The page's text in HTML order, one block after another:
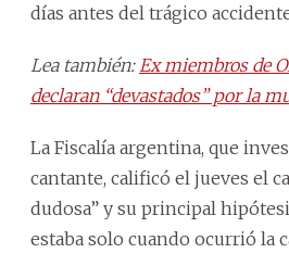
días antes del trágico
Lea también: Ex miembros de
declaran “devastados” por la
La Fiscalía argentina, que
cantante, calificó el jueves el
dudosa” y su principal
estaba solo cuando ocurrió la